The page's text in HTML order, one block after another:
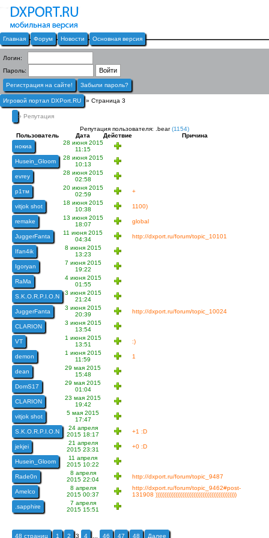
Главная Форум Новости Основная версия
Логин:
Пароль:
Регистрация на сайте! Забыли пароль?
Игровой портал DXPort.RU » Страница 3
» Репутация
Репутация пользователя: .bear(1154)
Пользователь
Дата Действие
Причина
нокиа
28 июня 2015
11:15
Husein_Gloom
28 июня 2015
10:13
evrey
28 июня 2015
02:58
р1тм
20 июня 2015
02:59
+
vitjok shot
18 июня 2015
10:38
1100)
remake
13 июня 2015
18:07
global
JuggerFanta
11 июня 2015
04:34
http://dxport.ru/forum/topic_10101
Ifan4ik
8 июня 2015
13:23
Igoryan
7 июня 2015
19:22
RaMa
4 июня 2015
01:55
S.K.O.R.P.I.O.N
3 июня 2015
21:24
JuggerFanta
3 июня 2015
20:39
http://dxport.ru/forum/topic_10024
CLARION
3 июня 2015
13:54
VT
1 июня 2015
13:51
:)
demon
1 июня 2015
11:59
1
dean
29 мая 2015
15:48
DomS17
29 мая 2015
01:04
CLARION
23 мая 2015
19:42
vitjok shot
5 мая 2015
17:47
S.K.O.R.P.I.O.N
24 апреля
2015 18:17
+1 :D
jekjei
21 апреля
2015 23:31
+0 :D
Husein_Gloom
11 апреля
2015 10:22
Rade0n
8 апреля
2015 22:04
http://dxport.ru/forum/topic_9487
Amelco
8 апреля
2015 00:37
http://dxport.ru/forum/topic_9462#post-
131908 )))))))))))))))))))))))))))))))))))))))))))))
.sapphire
7 апреля
2015 15:51
48 страниц 1 2 3 4 46 47 48 Далее